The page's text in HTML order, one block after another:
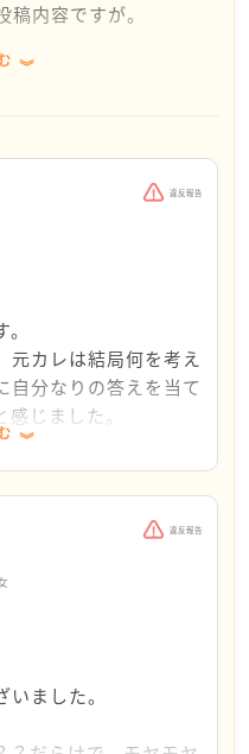
内容ですが。
ら、振られた側で距離
レさんとの過去振り返
性がとても近くて、おお
いらっしゃるのではな
もしれないのです
っ切れていないでしょ
た理由、おおかみさん
分で探してしまうのか
と言われて、何だか、
たいになってモヤモヤ
ね。
期に３年お付き合いさ
、すぐに切り替えて別
事を考えるよりも、お
違反報告
元カレは結局何を考え
自分なりの答えを当て
じました。
違反報告
ました。